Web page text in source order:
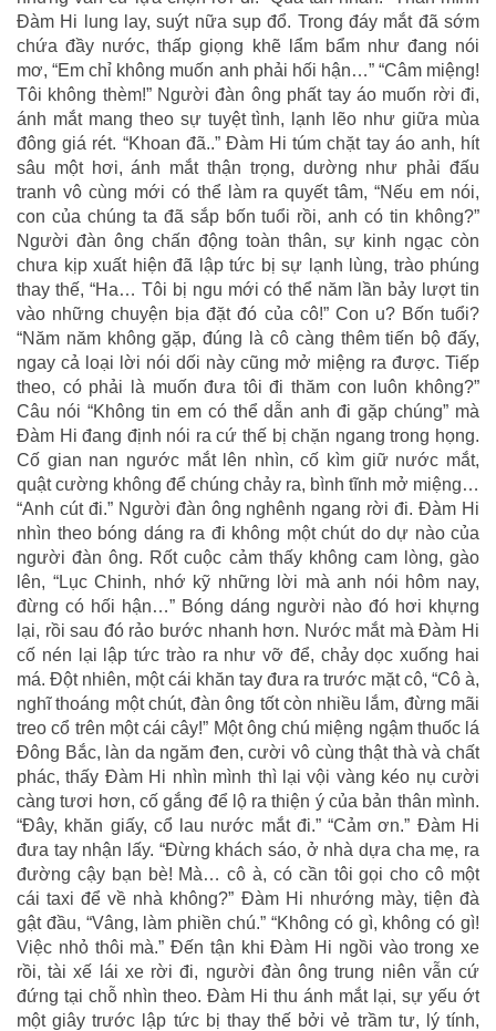
Đàm Hi lung lay, suýt nữa sụp đổ. Trong đáy mắt đã sớm
chứa đầy nước, thấp giọng khẽ lẩm bẩm như đang nói
mơ, “Em chỉ không muốn anh phải hối hận…” “Câm miệng!
Tôi không thèm!” Người đàn ông phất tay áo muốn rời đi,
ánh mắt mang theo sự tuyệt tình, lạnh lẽo như giữa mùa
đông giá rét. “Khoan đã..” Đàm Hi túm chặt tay áo anh, hít
sâu một hơi, ánh mắt thận trọng, dường như phải đấu
tranh vô cùng mới có thể làm ra quyết tâm, “Nếu em nói,
con của chúng ta đã sắp bốn tuổi rồi, anh có tin không?”
Người đàn ông chấn động toàn thân, sự kinh ngạc còn
chưa kịp xuất hiện đã lập tức bị sự lạnh lùng, trào phúng
thay thế, “Ha… Tôi bị ngu mới có thể năm lần bảy lượt tin
vào những chuyện bịa đặt đó của cô!” Con u? Bốn tuổi?
“Năm năm không gặp, đúng là cô càng thêm tiến bộ đấy,
ngay cả loại lời nói dối này cũng mở miệng ra được. Tiếp
theo, có phải là muốn đưa tôi đi thăm con luôn không?”
Câu nói “Không tin em có thể dẫn anh đi gặp chúng” mà
Đàm Hi đang định nói ra cứ thế bị chặn ngang trong họng.
Cố gian nan ngước mắt lên nhìn, cố kìm giữ nước mắt,
quật cường không để chúng chảy ra, bình tĩnh mở miệng…
“Anh cút đi.” Người đàn ông nghênh ngang rời đi. Đàm Hi
nhìn theo bóng dáng ra đi không một chút do dự nào của
người đàn ông. Rốt cuộc cảm thấy không cam lòng, gào
lên, “Lục Chinh, nhớ kỹ những lời mà anh nói hôm nay,
đừng có hối hận…” Bóng dáng người nào đó hơi khựng
lại, rồi sau đó rảo bước nhanh hơn. Nước mắt mà Đàm Hi
cố nén lại lập tức trào ra như vỡ để, chảy dọc xuống hai
má. Đột nhiên, một cái khăn tay đưa ra trước mặt cô, “Cô à,
nghĩ thoáng một chút, đàn ông tốt còn nhiều lắm, đừng mãi
treo cổ trên một cái cây!” Một ông chú miệng ngậm thuốc lá
Đông Bắc, làn da ngăm đen, cười vô cùng thật thà và chất
phác, thấy Đàm Hi nhìn mình thì lại vội vàng kéo nụ cười
càng tươi hơn, cố gắng để lộ ra thiện ý của bản thân mình.
“Đây, khăn giấy, cổ lau nước mắt đi.” “Cảm ơn.” Đàm Hi
đưa tay nhận lấy. “Đừng khách sáo, ở nhà dựa cha mẹ, ra
đường cậy bạn bè! Mà… cô à, có cần tôi gọi cho cô một
cái taxi để về nhà không?” Đàm Hi nhướng mày, tiện đà
gật đầu, “Vâng, làm phiền chú.” “Không có gì, không có gì!
Việc nhỏ thôi mà.” Đến tận khi Đàm Hi ngồi vào trong xe
rồi, tài xế lái xe rời đi, người đàn ông trung niên vẫn cứ
đứng tại chỗ nhìn theo. Đàm Hi thu ánh mắt lại, sự yếu ớt
một giây trước lập tức bị thay thế bởi vẻ trầm tư, lý tính,